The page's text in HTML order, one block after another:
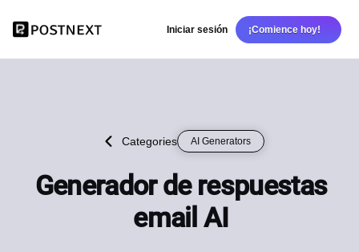
Iniciar sesión ¡Comience hoy!
Categories AI Generators
Generador de respuestas
email AI